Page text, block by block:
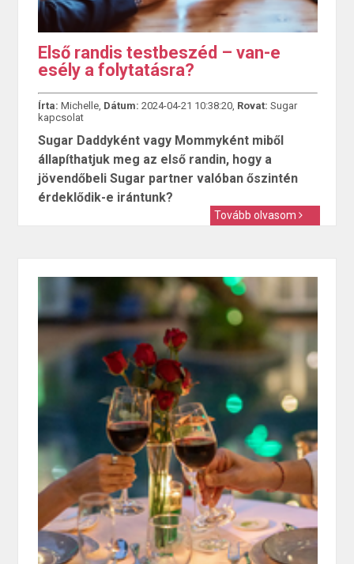
Első randis testbeszéd – van-e
esély a folytatásra?
Írta: Michelle, Dátum: 2024-04-21 10:38:20, Rovat: Sugar
kapcsolat
Sugar Daddyként vagy Mommyként miből
állapíthatjuk meg az első randin, hogy a
jövendőbeli Sugar partner valóban őszintén
érdeklődik-e irántunk?
Tovább olvasom